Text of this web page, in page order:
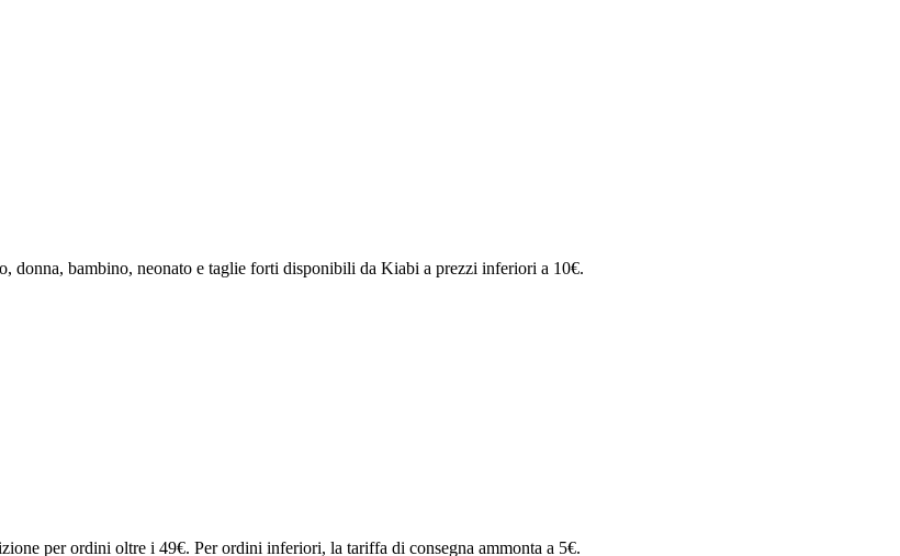
donna, bambino, neonato e taglie forti disponibili da Kiabi a prezzi inferiori a 10€.
per ordini oltre i 49€. Per ordini inferiori, la tariffa di consegna ammonta a 5€.